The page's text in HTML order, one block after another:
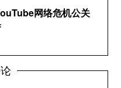
网络危机公关